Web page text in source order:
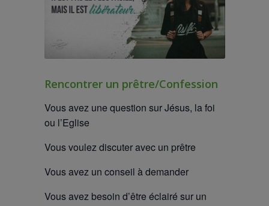
Rencontrer un prêtre/Confession
Vous avez une question sur Jésus, la foi
ou l’Eglise
Vous voulez discuter avec un prêtre
Vous avez un conseil à demander
Vous avez besoin d’être éclairé sur un